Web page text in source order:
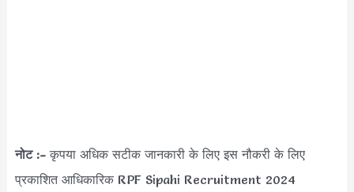
नोट :-कृपया अधिक सटीक जानकारी के लिए इस नौकरी के लिए
प्रकाशित आधिकारिक RPF Sipahi Recruitment 2024